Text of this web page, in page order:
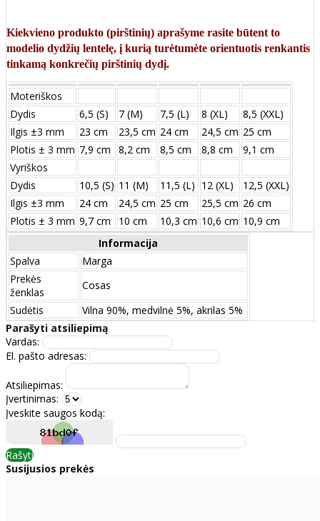
Kiekvieno produkto (pirštinių) aprašyme rasite būtent to
modelio dydžių lentelę, į kurią turėtumėte orientuotis renkantis
tinkamą konkrečių pirštinių dydį.
Moteriškos
Dydis
6,5 (S) 7 (M) 7,5 (L) 8 (XL)
8,5 (XXL)
Ilgis ±3 mm
23 cm 23,5 cm 24 cm 24,5 cm 25 cm
Plotis ± 3 mm 7,9 cm 8,2 cm 8,5 cm 8,8 cm
9,1 cm
Vyriškos
Dydis
10,5 (S) 11 (M) 11,5 (L) 12 (XL)
12,5 (XXL)
Ilgis ±3 mm
24 сm 24,5 сm 25 сm 25,5 сm 26 сm
Plotis ± 3 mm 9,7 сm 10 сm 10,3 сm 10,6 сm 10,9 сm
Informacija
Spalva
Marga
Prekės
ženklas
Cosas
Sudėtis
Vilna 90%, medvilnė 5%, akrilas 5%
Parašyti atsiliepimą
Vardas:
El. pašto adresas:
Atsiliepimas:
Įvertinimas:
Įveskite saugos kodą:
Rašyti
Susijusios prekės